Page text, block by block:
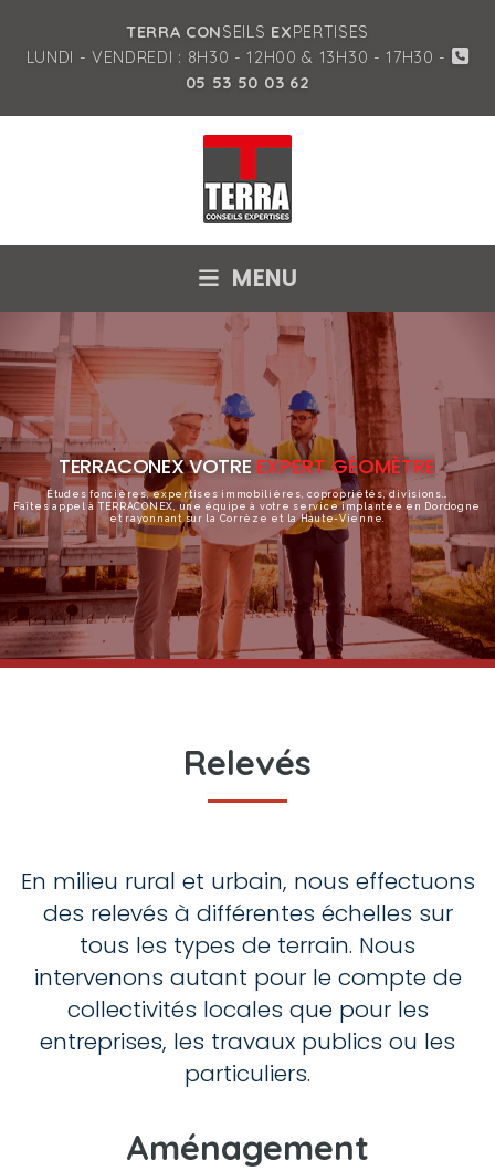
TERRA CONSEILS EXPERTISES
LUNDI - VENDREDI : 8H30 - 12H00 & 13H30 - 17H30 -
05 53 50 03 62
MENU
TERRACONEX VOTRE EXPERT GÉOMÈTRE
Études foncières, expertises immobilières, copropriétés, divisions...
Faîtes appel à TERRACONEX, une équipe à votre service implantée en Dordogne
et rayonnant sur la Corrèze et la Haute-Vienne.
Relevés
En milieu rural et urbain, nous effectuons
des relevés à différentes échelles sur
tous les types de terrain. Nous
intervenons autant pour le compte de
collectivités locales que pour les
entreprises, les travaux publics ou les
particuliers.
Aménagement